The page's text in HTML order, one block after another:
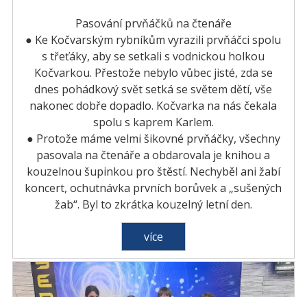
Pasování prvňáčků na čtenáře
● Ke Kočvarským rybníkům vyrazili prvňáčci spolu
s třeťáky, aby se setkali s vodnickou holkou
Kočvarkou. Přestože nebylo vůbec jisté, zda se
dnes pohádkový svět setká se světem dětí, vše
nakonec dobře dopadlo. Kočvarka na nás čekala
spolu s kaprem Karlem.
● Protože máme velmi šikovné prvňáčky, všechny
pasovala na čtenáře a obdarovala je knihou a
kouzelnou šupinkou pro štěstí. Nechyběl ani žabí
koncert, ochutnávka prvních borůvek a „sušených
žab“. Byl to zkrátka kouzelný letní den.
více